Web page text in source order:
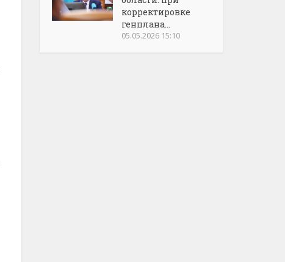
корректировке
генплана...
05.05.2026 15:10